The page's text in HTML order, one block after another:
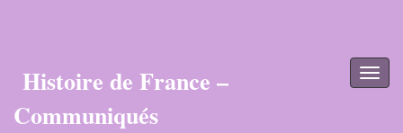
Histoire de France –
Communiqués